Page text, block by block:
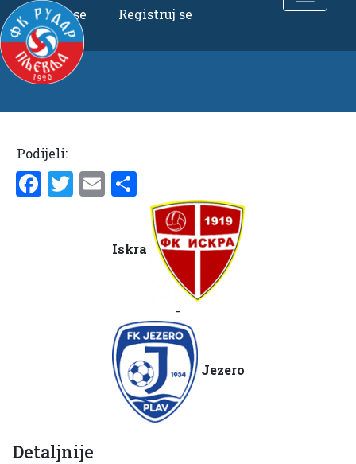
Uloguj se Registruj se
Podijeli:
Facebook
Twitter
Email
Iskra
-
Jezero
Detaljnije